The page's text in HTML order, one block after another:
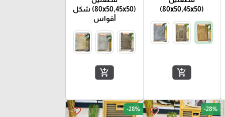
(80x50,45x50)
add_shopping_cart
(80x50,45x50) شكل
أقواس
add_shopping_cart
favorite_border -28%
favorite_border -28%